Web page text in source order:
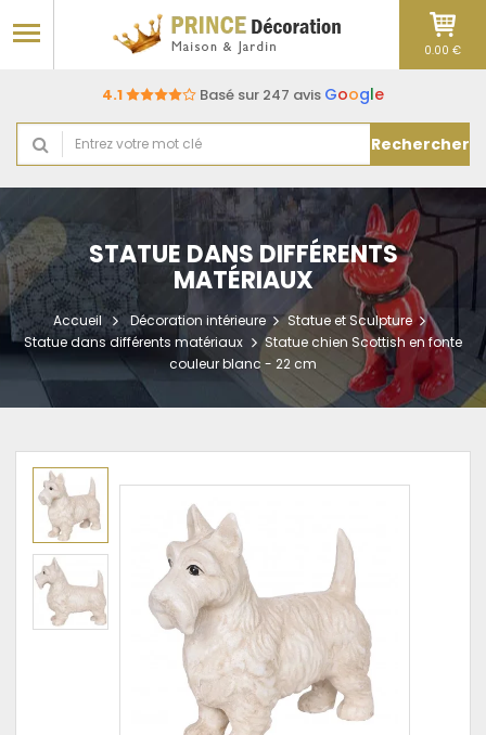
4.1 Basé sur 247 avis Google
Rechercher
0.00 €
STATUE DANS DIFFÉRENTS
MATÉRIAUX
Accueil Décoration intérieure
Statue et Sculpture
Statue dans différents matériaux
Statue chien Scottish en fonte
couleur blanc - 22 cm